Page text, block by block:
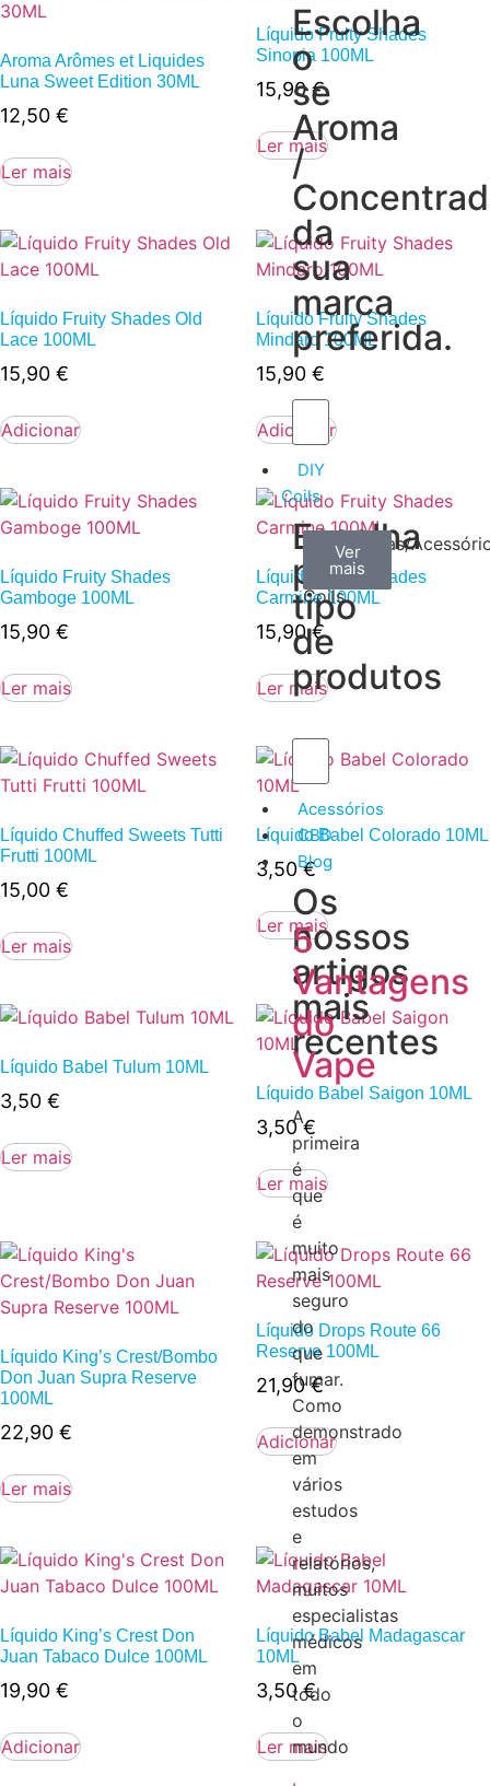
Escolha
o
se
Aroma
/
da
sua
marca
preferida.
DIY
Coils
Escolha
por
tipo
de
produtos
Arame
Coils
Ver
mais
Algodão
Ver
mais
Ferramentas/
Ver
mais
Acessórios
CBD
Blog
Os
nossos
artigos
mais
recentes
5
Vantagens
do
Vape
A
primeira
é
que
é
muito
mais
seguro
do
que
fumar.
Como
demonstrado
em
vários
estudos
e
relatórios,
muitos
especialistas
médicos
em
todo
o
mundo
Aroma Arômes et Liquides
Luna Sweet Edition 30ML
12,50 €
Ler mais
Líquido Fruity Shades
Sinopia 100ML
15,90€
Ler mais
Líquido Fruity Shades Old
Lace 100ML
15,90 €
Adicionar
Líquido Fruity Shades
Mindaro 100ML
15,90 €
Adicionar
Líquido Fruity Shades
Gamboge 100ML
15,90 €
Ler mais
Líquido Fruity Shades
Carmine 100ML
15,90€
Ler mais
Líquido Chuffed Sweets Tutti
Frutti 100ML
15,00 €
Ler mais
Líquido Babel Colorado 10ML
3,50€
Ler mais
Líquido Babel Tulum 10ML
3,50 €
Ler mais
Líquido Babel Saigon 10ML
3,50€
Ler mais
Líquido King’s Crest/Bombo
Don Juan Supra Reserve
100ML
22,90 €
Ler mais
Líquido Drops Route 66
Reserve 100ML
21,90€
Adicionar
Líquido King’s Crest Don
Juan Tabaco Dulce 100ML
19,90 €
Adicionar
Líquido Babel Madagascar
10ML
3,50€
Ler mais